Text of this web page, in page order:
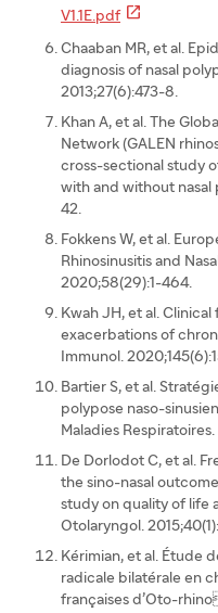
V1.1E.pdf 
Chaaban MR, et al.
diagnosis of nasal
2013;27(6):473-8.
Khan A, et al. The
Network (GALEN
cross-sectional study
with and without nasal
42.
Fokkens W, et al.
Rhinosinusitis and
2020;58(29):1-464.
Kwah JH, et al.
exacerbations of
Immunol.
Bartier S, et al.
polypose naso-
Maladies
De Dorlodot C, et al.
the sino-nasal
study on quality of life
Otolaryngol.
Kérimian, et al. Étude
radicale bilatérale en
françaises d’Oto-